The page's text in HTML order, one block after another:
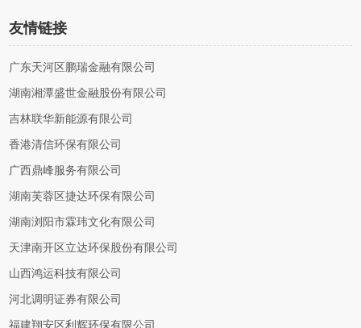
友情链接
广东天河区鹏瑞金融有限公司
湖南湘潭盛世金融股份有限公司
吉林联华新能源有限公司
香港清信环保有限公司
广西鼎峰服务有限公司
湖南芙蓉区捷达环保有限公司
湖南浏阳市霖玮文化有限公司
天津南开区立达环保股份有限公司
山西鸿运科技有限公司
河北调明证券有限公司
福建翔安区利辉环保有限公司